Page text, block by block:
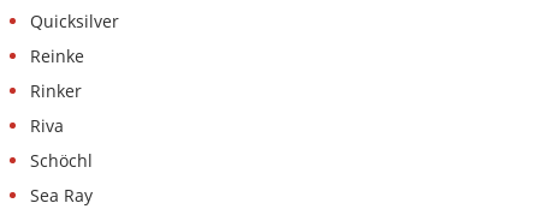
Quicksilver
Reinke
Rinker
Riva
Schöchl
Sea Ray